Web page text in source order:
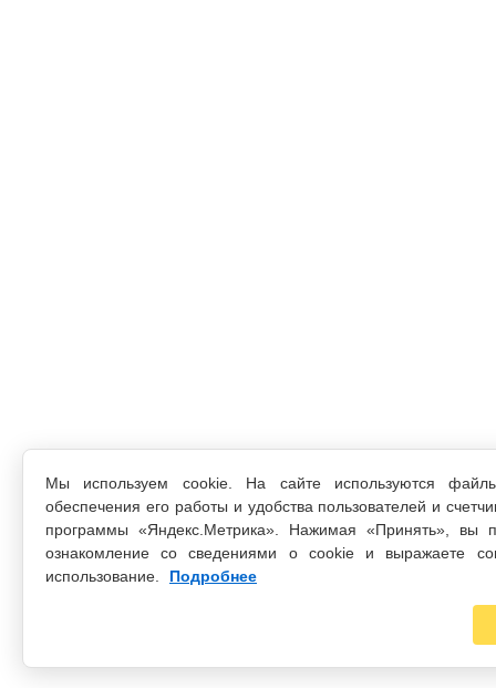
Мы используем cookie. На сайте используются
обеспечения его работы и удобства пользователей и
программы «Яндекс.Метрика». Нажимая «Принять», вы
ознакомление со сведениями о cookie и выражаете
использование.
Подробнее